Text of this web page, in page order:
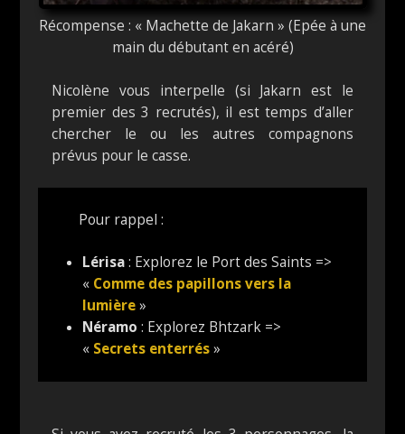
Récompense : « Machette de Jakarn » (Epée à une
main du débutant en acéré)
Nicolène vous interpelle (si Jakarn est le
premier des 3 recrutés), il est temps d’aller
chercher le ou les autres compagnons
prévus pour le casse.
Pour rappel :
Lérisa: Explorez le Port des Saints =>
« Comme des papillons vers la
lumière»
Néramo: Explorez Bhtzark =>
« Secrets enterrés»